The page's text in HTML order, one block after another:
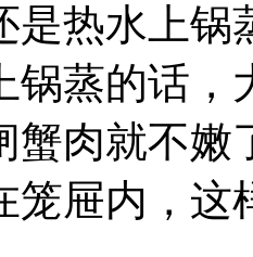
是热水上锅
锅蒸的话
蟹肉就不嫩
笼屉内，